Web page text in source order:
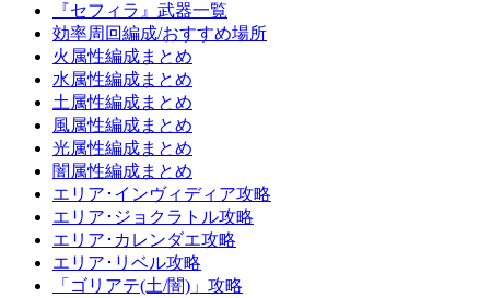
『セフィラ』武器一覧
効率周回編成/おすすめ場所
火属性編成まとめ
水属性編成まとめ
土属性編成まとめ
風属性編成まとめ
光属性編成まとめ
闇属性編成まとめ
エリア･インヴィディア攻略
エリア･ジョクラトル攻略
エリア･カレンダエ攻略
エリア･リベル攻略
「ゴリアテ(土/闇)」攻略